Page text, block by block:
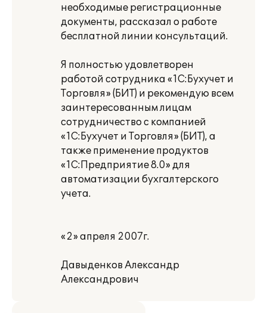
необходимые регистрационные
документы, рассказал о работе
бесплатной линии консультаций.
Я полностью удовлетворен
работой сотрудника «1С:Бухучет и
Торговля» (БИТ) и рекомендую всем
заинтересованным лицам
сотрудничество с компанией
«1С:Бухучет и Торговля» (БИТ), а
также применение продуктов
«1С:Предприятие 8.0» для
автоматизации бухгалтерского
учета.
«2» апреля 2007г.
Давыденков Александр
Александрович